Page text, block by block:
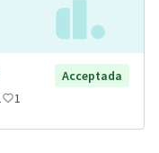
Acceptada
1